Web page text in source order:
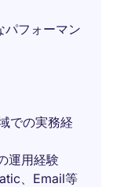
パフォーマン
での実務経
運用経験
、Email等